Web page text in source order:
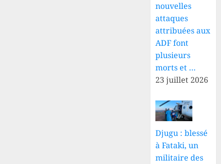
nouvelles
attaques
attribuées aux
ADF font
plusieurs
morts et …
23 juillet 2026
Djugu : blessé
à Fataki, un
militaire des